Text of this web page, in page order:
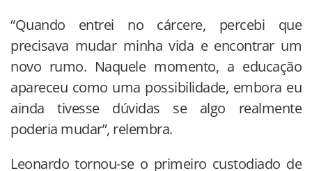
“Quando entrei no cárcere, percebi que
precisava mudar minha vida e encontrar um
novo rumo. Naquele momento, a educação
apareceu como uma possibilidade, embora eu
ainda tivesse dúvidas se algo realmente
poderia mudar”, relembra.
Leonardo tornou-se o primeiro custodiado de